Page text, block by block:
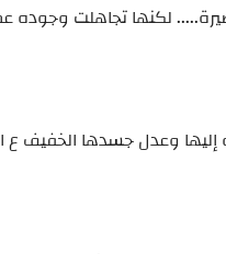
لكنها تجاهلت وجوده
وعدل جسدها الخفيف ع